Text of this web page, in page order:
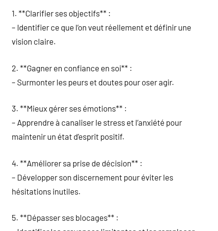
1. **Clarifier ses objectifs** :
– Identifier ce que l’on veut réellement et définir une
vision claire.
2. **Gagner en confiance en soi** :
– Surmonter les peurs et doutes pour oser agir.
3. **Mieux gérer ses émotions** :
– Apprendre à canaliser le stress et l’anxiété pour
maintenir un état d’esprit positif.
4. **Améliorer sa prise de décision** :
– Développer son discernement pour éviter les
hésitations inutiles.
5. **Dépasser ses blocages** :